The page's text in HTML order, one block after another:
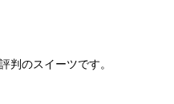
判のスイーツです。